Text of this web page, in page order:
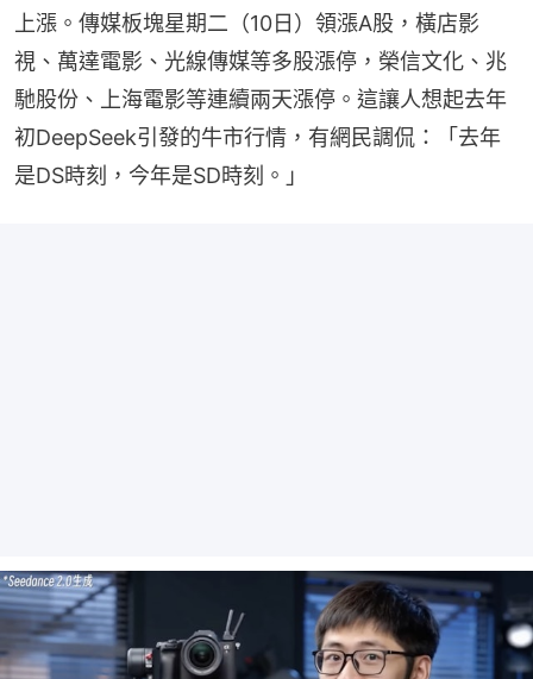
上漲。傳媒板塊星期二（10日）領漲A股，橫店影
視、萬達電影、光線傳媒等多股漲停，榮信文化、兆
馳股份、上海電影等連續兩天漲停。這讓人想起去年
初DeepSeek引發的牛市行情，有網民調侃：「去年
是DS時刻，今年是SD時刻。」